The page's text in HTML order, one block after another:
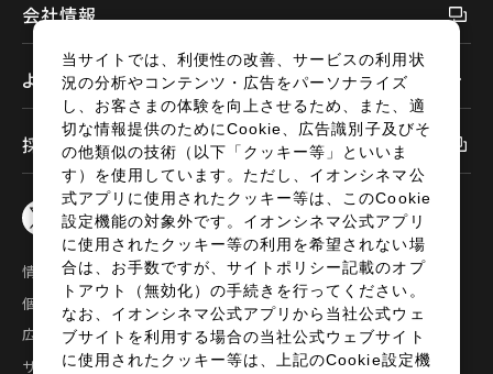
会社情報
よくあるご質問
採用情報
情報セキュリティ
サイトポリシー
個人情報の取扱い
お問い合わせ
広告掲載
特定商取引法に基づく表示
サイトマップ
当サイトでは、利便性の改善、サービスの利用状
況の分析やコンテンツ・広告をパーソナライズ
し、お客さまの体験を向上させるため、また、適
切な情報提供のためにCookie、広告識別子及びそ
の他類似の技術（以下「クッキー等」といいま
す）を使用しています。ただし、イオンシネマ公
式アプリに使用されたクッキー等は、このCookie
設定機能の対象外です。イオンシネマ公式アプリ
に使用されたクッキー等の利用を希望されない場
合は、お手数ですが、サイトポリシー記載のオプ
トアウト（無効化）の手続きを行ってください。
なお、イオンシネマ公式アプリから当社公式ウェ
ブサイトを利用する場合の当社公式ウェブサイト
に使用されたクッキー等は、上記のCookie設定機